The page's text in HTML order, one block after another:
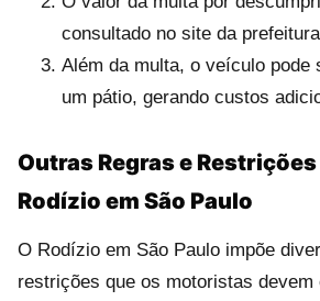
consultado no site da
Além da multa, o veículo pode
um pátio, gerando custos
Outras Regras e
Rodízio em São Paulo
O Rodízio em São Paulo impõe
restrições que os motoristas